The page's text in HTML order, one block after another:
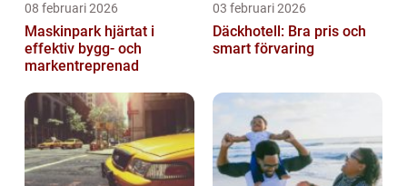
08 februari 2026
Maskinpark hjärtat i
effektiv bygg- och
markentreprenad
03 februari 2026
Däckhotell: Bra pris och
smart förvaring